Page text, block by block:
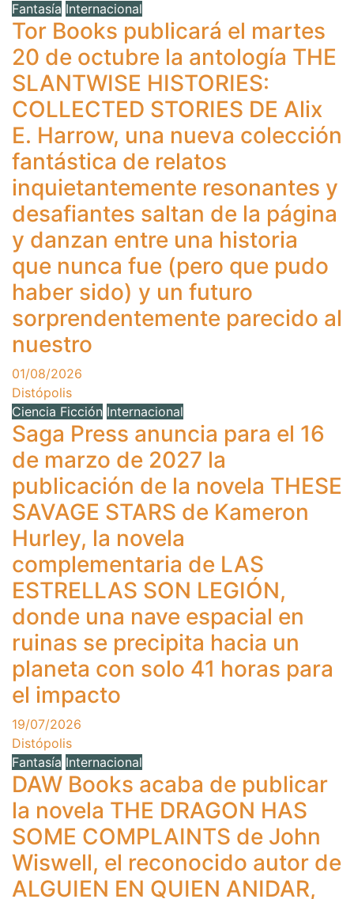
Fantasía Internacional
Tor Books publicará el martes
20 de octubre la antología THE
SLANTWISE HISTORIES:
COLLECTED STORIES DE Alix
E. Harrow, una nueva colección
fantástica de relatos
inquietantemente resonantes y
desafiantes saltan de la página
y danzan entre una historia
que nunca fue (pero que pudo
haber sido) y un futuro
sorprendentemente parecido al
nuestro
01/08/2026
Distópolis
Ciencia Ficción Internacional
Saga Press anuncia para el 16
de marzo de 2027 la
publicación de la novela THESE
SAVAGE STARS de Kameron
Hurley, la novela
complementaria de LAS
ESTRELLAS SON LEGIÓN,
donde una nave espacial en
ruinas se precipita hacia un
planeta con solo 41 horas para
el impacto
19/07/2026
Distópolis
Fantasía Internacional
DAW Books acaba de publicar
la novela THE DRAGON HAS
SOME COMPLAINTS de John
Wiswell, el reconocido autor de
ALGUIEN EN QUIEN ANIDAR,